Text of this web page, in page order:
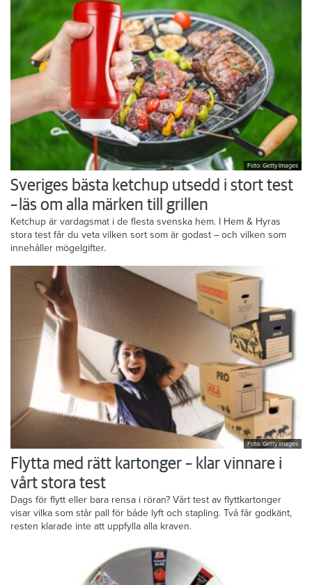
Foto: Getty Images
Sveriges bästa ketchup utsedd i stort test
– läs om alla märken till grillen
Ketchup är vardagsmat i de flesta svenska hem. I Hem & Hyras
stora test får du veta vilken sort som är godast – och vilken som
innehåller mögelgifter.
Foto: Getty Images
Flytta med rätt kartonger – klar vinnare i
vårt stora test
Dags för flytt eller bara rensa i röran? Vårt test av flyttkartonger
visar vilka som står pall för både lyft och stapling. Två får godkänt,
resten klarade inte att uppfylla alla kraven.